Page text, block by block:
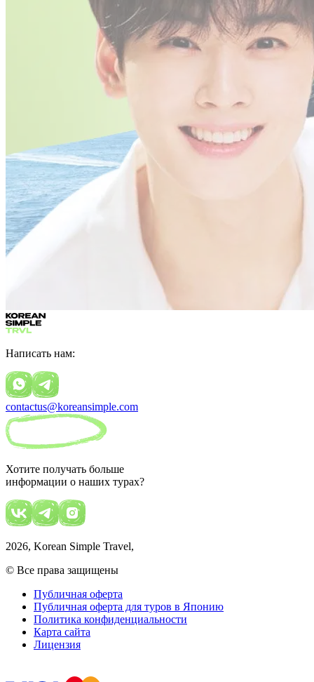
Написать нам:
contactus@koreansimple.com
Хотите получать больше
информации о наших турах?
2026, Korean Simple Travel,
© Все права защищены
Публичная оферта
Публичная оферта для туров в Японию
Политика конфиденциальности
Карта сайта
Лицензия